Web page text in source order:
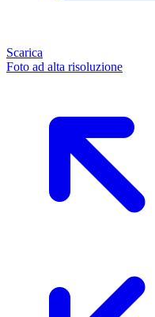
Scarica
Foto ad alta risoluzione